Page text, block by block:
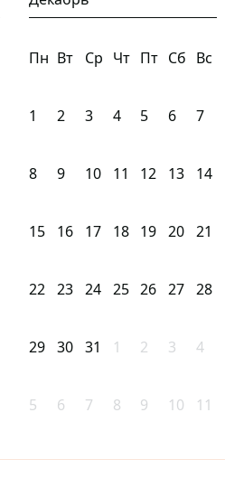
Пн Вт Ср Чт Пт Сб Вс
1 2 3 4 5 6 7
8 9 10 11 12 13 14
15 16 17 18 19 20 21
22 23 24 25 26 27 28
29 30 31 1 2 3 4
5 6 7 8 9 10 11